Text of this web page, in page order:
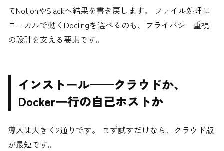
てNotionやSlackへ結果を書き戻します。 ファイル処理に
ローカルで動くDoclingを選べるのも、プライバシー重視
の設計を支える要素です。
インストール——クラウドか、
Docker一行の自己ホストか
導入は大きく2通りです。 まず試すだけなら、クラウド版
が最短です。